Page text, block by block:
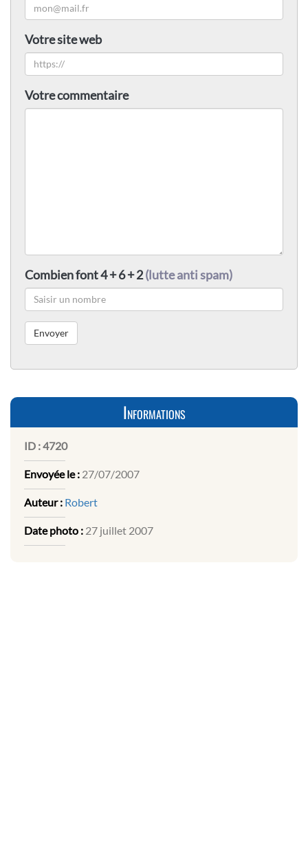
Votre site web
Votre commentaire
Combien font 4 + 6 + 2(lutte anti spam)
Informations
ID :4720
Envoyée le : 27/07/2007
Auteur : Robert
Date photo : 27 juillet 2007